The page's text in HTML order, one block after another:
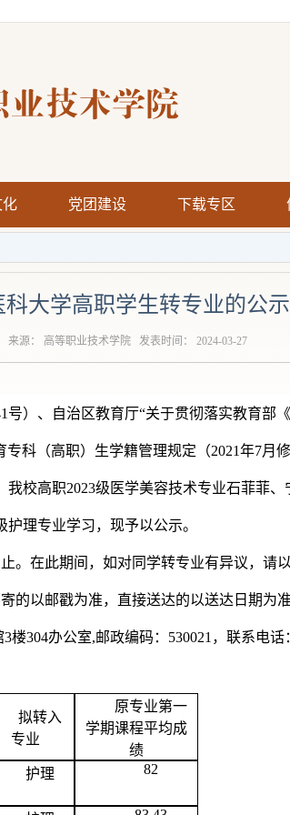
化 党团建设 下载专区
科大学高职学生转专业的公示
源： 高等职业技术学院 发表时间： 2024-03-27
）、自治区教育厅“关于贯彻落实教育部
科（高职）生学籍管理规定（2021年7月
校高职2023级医学美容技术专业石菲菲
理专业学习，现予以公示。
。在此期间，如对同学转专业有异议，请
的以邮戳为准，直接送达的以送达日期为准
304办公室,邮政编码：530021，联系电话
拟转入
专业
原专业第一
学期课程平均成
绩
护理 82